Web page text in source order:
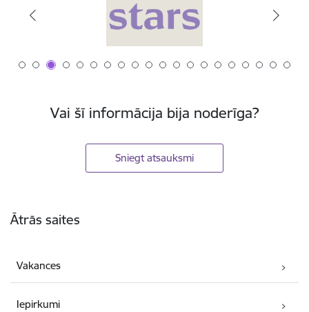
Vai šī informācija bija noderīga?
Sniegt atsauksmi
Ātrās saites
Vakances
Iepirkumi